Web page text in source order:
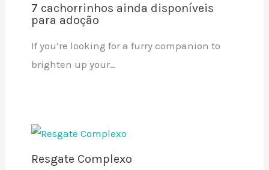
7 cachorrinhos ainda disponíveis
para adoção
If you’re looking for a furry companion to
brighten up your…
Resgate Complexo